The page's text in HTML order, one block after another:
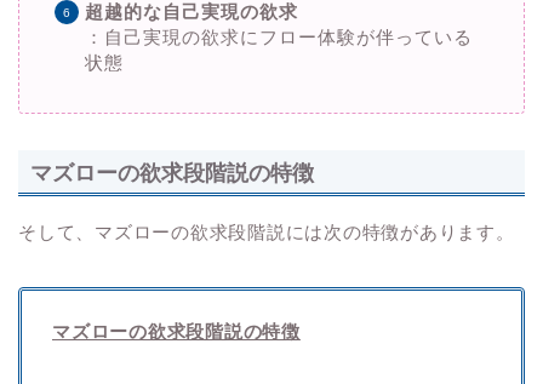
超越的な自己実現の欲求
：自己実現の欲求にフロー体験が伴っている
状態
マズローの欲求段階説の特徴
そして、マズローの欲求段階説には次の特徴があります。
マズローの欲求段階説の特徴